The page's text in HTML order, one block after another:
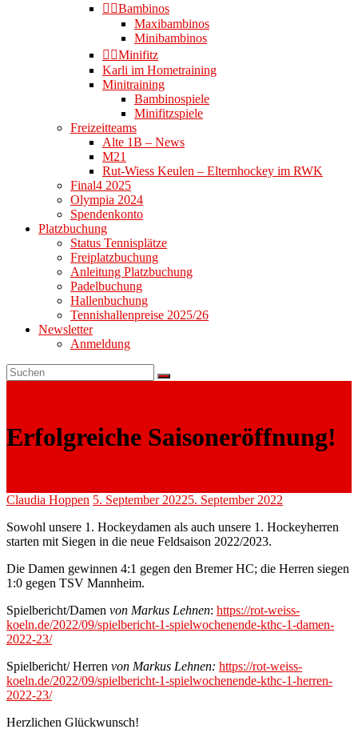
👉🏻Bambinos
Maxibambinos
Minibambinos
👉🏻Minifitz
Karli im Hometraining
Minitraining
Bambinospiele
Minifitzspiele
Freizeitteams
Alte 1B – News
M21
Rut-Wiess Keulen – Elternhockey im RWK
Final4 2025
Olympia 2024
Spendenkonto
Platzbuchung
Status Tennisplätze
Freiplatzbuchung
Anleitung Platzbuchung
Padelbuchung
Hallenbuchung
Tennishallenpreise 2025/26
Newsletter
Anmeldung
Erfolgreiche Saisoneröffnung!
Claudia Hoppen 5. September 20225. September 2022
Sowohl unsere 1. Hockeydamen als auch unsere 1. Hockeyherren
starten mit Siegen in die neue Feldsaison 2022/2023.
Die Damen gewinnen 4:1 gegen den Bremer HC; die Herren siegen
1:0 gegen TSV Mannheim.
Spielbericht/Damen von Markus Lehnen: https://rot-weiss-
koeln.de/2022/09/spielbericht-1-spielwochenende-kthc-1-damen-
2022-23/
Spielbericht/ Herren von Markus Lehnen: https://rot-weiss-
koeln.de/2022/09/spielbericht-1-spielwochenende-kthc-1-herren-
2022-23/
Herzlichen Glückwunsch!